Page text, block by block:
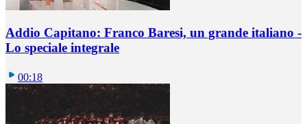
Addio Capitano: Franco Baresi, un grande italiano -
Lo speciale integrale
00:18